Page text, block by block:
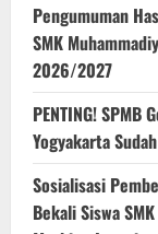
Pengumuman
SMK
2026/2027
PENTING! SPMB
Yogyakarta
Sosialisasi
Bekali Siswa